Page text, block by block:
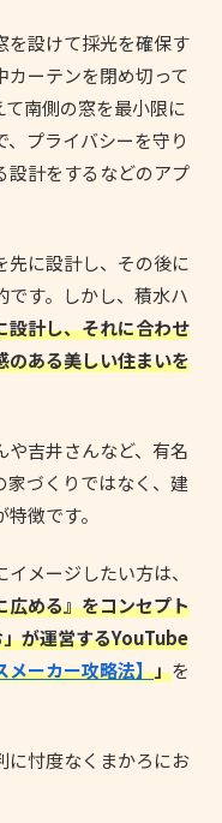
を設けて採光を確保す
カーテンを閉め切って
南側の窓を最小限に
プライバシーを守り
設計をするなどのアプ
先に設計し、その後に
す。しかし、積水ハ
設計し、それに合わせ
のある美しい住まいを
や吉井さんなど、有名
家づくりではなく、建
徴です。
メージしたい方は、
広める』をコンセプト
が運営するYouTube
メーカー攻略法】」を
に忖度なくまかろにお